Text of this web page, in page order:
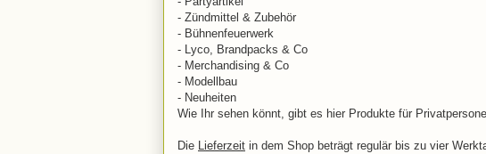
- Zündmittel & Zubehör
- Bühnenfeuerwerk
- Lyco, Brandpacks & Co
- Merchandising & Co
- Modellbau
- Neuheiten
Wie Ihr sehen könnt, gibt es hier Produkte für
Die Lieferzeit in dem Shop beträgt regulär bis zu vier